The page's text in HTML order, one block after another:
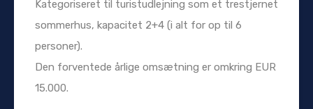
Kategoriseret til turistudlejning som et trestjernet
sommerhus, kapacitet 2+4 (i alt for op til 6
personer).
Den forventede årlige omsætning er omkring EUR
15.000.